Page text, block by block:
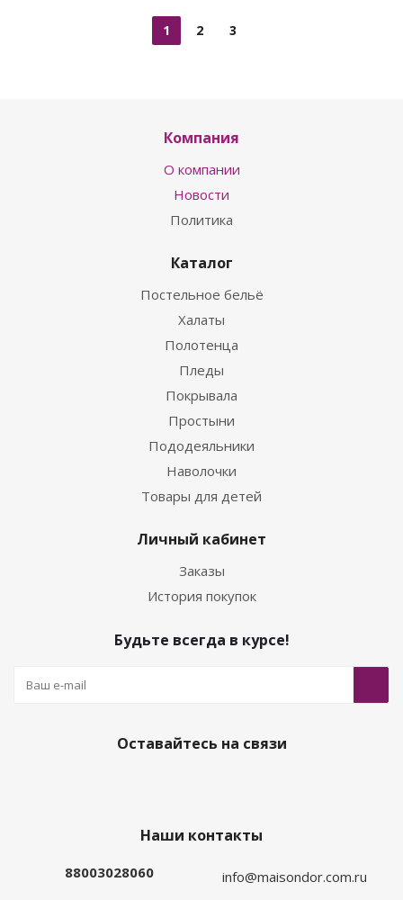
1 2 3
Компания
О компании
Новости
Политика
Каталог
Постельное бельё
Халаты
Полотенца
Пледы
Покрывала
Простыни
Пододеяльники
Наволочки
Товары для детей
Личный кабинет
Заказы
История покупок
Будьте всегда в курсе!
Оставайтесь на связи
Наши контакты
88003028060 info@maisondor.com.ru